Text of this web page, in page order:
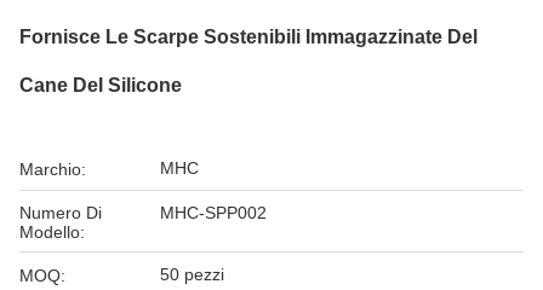
Fornisce Le Scarpe Sostenibili Immagazzinate Del
Cane Del Silicone
Marchio: MHC
Numero Di
Modello:
MHC-SPP002
MOQ: 50 pezzi